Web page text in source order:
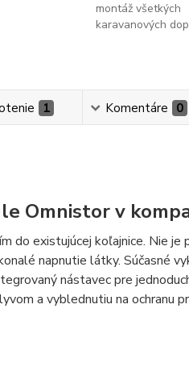
montáž všetkých
karavanových
1 Komentáre 0
Omnistor v
do existujúcej koľajnice. Nie
napnutie látky. Súčasné
nástavec pre
a vyblednutiu na ochranu